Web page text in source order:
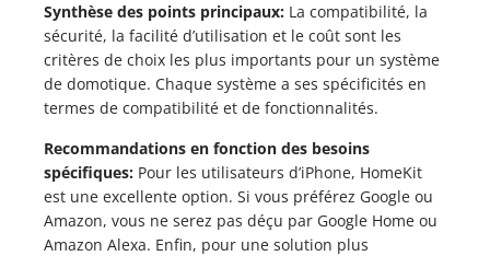
Synthèse des points principaux: La compatibilité, la
sécurité, la facilité d’utilisation et le coût sont les
critères de choix les plus importants pour un système
de domotique. Chaque système a ses spécificités en
termes de compatibilité et de fonctionnalités.
Recommandations en fonction des besoins
spécifiques: Pour les utilisateurs d’iPhone, HomeKit
est une excellente option. Si vous préférez Google ou
Amazon, vous ne serez pas déçu par Google Home ou
Amazon Alexa. Enfin, pour une solution plus